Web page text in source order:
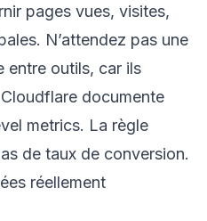
pages vues, visites,
N’attendez pas une
entre outils, car ils
documente
metrics. La règle
de taux de conversion.
réellement